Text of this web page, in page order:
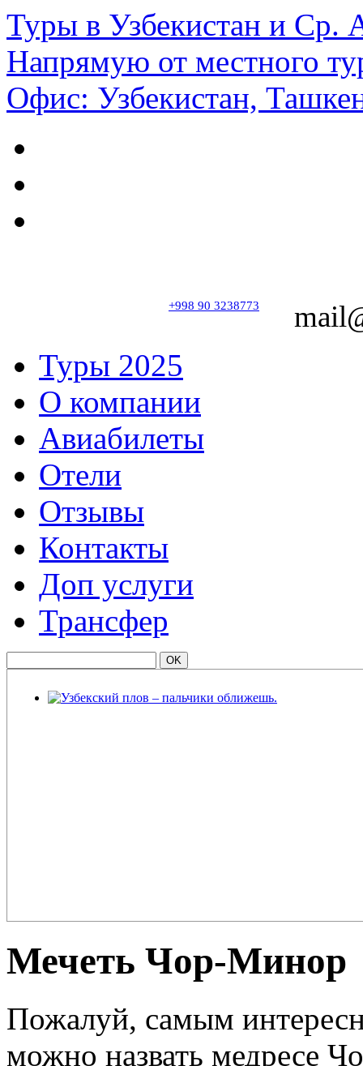
Туры в Узбекистан и Ср.
Напрямую от местного
Офис: Узбекистан,
+998 90 3238773
Туры 2025
О компании
Авиабилеты
Отели
Отзывы
Контакты
Доп услуги
Трансфер
Мечеть Чор-Минор
Пожалуй, самым
можно назвать медресе